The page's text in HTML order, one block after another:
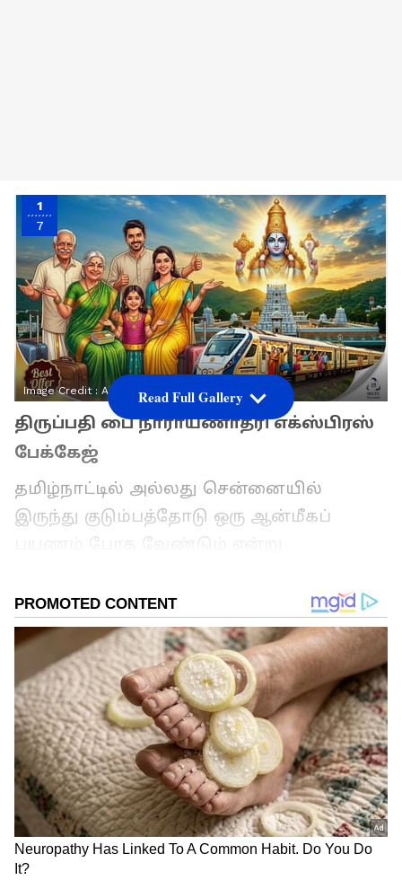
1
7
Image Credit : Asianet News
திருப்பதி பை நாராயணாத்ரி எக்ஸ்பிரஸ்
பேக்கேஜ்
தமிழ்நாட்டில் அல்லது சென்னையில்
இருந்து குடும்பத்தோடு ஒரு ஆன்மீகப்
திருப்பதி தான். ஆனால், வயதான
பெற்றோர், குழந்தைகளை கூட்டிக்கொண்டு
ரயிலில் டிக்கெட் பிடிப்பதில் தொடங்கி,
திருப்பதியில் தங்குவதற்கு நல்ல ஹோட்டல்
அறை தேடுவது, உள்ளூர் கோயில்களுக்குச்
செல்ல வண்டி பேசுவது என
எல்லாவற்றையும் திட்டமிடுவதற்குள்
போதும் போதும் என்றாகிவிடும்.
பட்ஜெட்டும் கையை மீறிப் போய்விடும்.
இனி அந்த கவலைகளே வேண்டாம்!
Read Full Gallery